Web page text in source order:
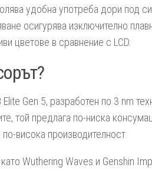
удобна употреба дори под
осигурява изключително
цветове в сравнение с LCD.
Gen 5, разработен по 3 nm
той предлага по-ниска
висока производителност.
Wuthering Waves и Genshin